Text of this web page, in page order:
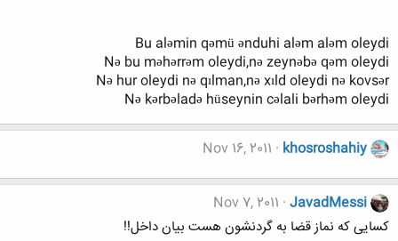
Bu aləmin qəmü ənduhi aləm aləm oleydi
Nə bu məhərrəm oleydi,nə zeynəbə qəm oleydi
Nə hur oleydi nə qılman,nə xıld oleydi nə kovsər
Nə kərbəladə hüseynin cəlali bərhəm oleydi
khosroshahiy
Nov 16, 2011
JavadMessi
Nov 7, 2011
کسایی که نماز قضا به گردنشون هست بیان داخل!!